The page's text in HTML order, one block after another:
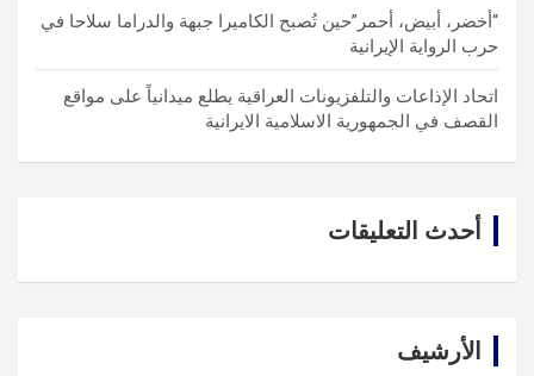
“أخضر، أبيض، أحمر”حين تُصبح الكاميرا جبهة والدراما سلاحا في
حرب الرواية الإيرانية
اتحاد الإذاعات والتلفزيونات العراقية يطلع ميدانياً على مواقع
القصف في الجمهورية الاسلامية الايرانية
أحدث التعليقات
الأرشيف